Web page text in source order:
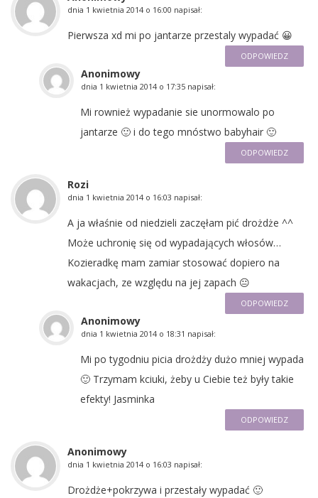
dnia 1 kwietnia 2014 o 16:00 napisał:
Pierwsza xd mi po jantarze przestaly wypadać 😀
ODPOWIEDZ
Anonimowy
dnia 1 kwietnia 2014 o 17:35 napisał:
Mi rownież wypadanie sie unormowalo po
jantarze 🙂 i do tego mnóstwo babyhair 🙂
ODPOWIEDZ
Rozi
dnia 1 kwietnia 2014 o 16:03 napisał:
A ja właśnie od niedzieli zaczęłam pić drożdże ^^
Może uchronię się od wypadających włosów…
Kozieradkę mam zamiar stosować dopiero na
wakacjach, ze względu na jej zapach 😐
ODPOWIEDZ
Anonimowy
dnia 1 kwietnia 2014 o 18:31 napisał:
Mi po tygodniu picia drożdży dużo mniej wypada
🙂 Trzymam kciuki, żeby u Ciebie też były takie
efekty! Jasminka
ODPOWIEDZ
Anonimowy
dnia 1 kwietnia 2014 o 16:03 napisał:
Drożdże+pokrzywa i przestały wypadać 🙂